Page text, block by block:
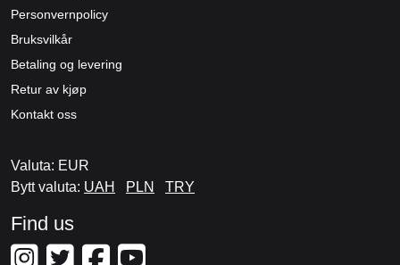
Personvernpolicy
Bruksvilkår
Betaling og levering
Retur av kjøp
Kontakt oss
Valuta: EUR
Bytt valuta: UAH PLN TRY
Find us